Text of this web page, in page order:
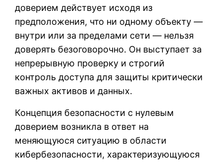
доверием действует исходя из
предположения, что ни одному объекту —
внутри или за пределами сети — нельзя
доверять безоговорочно. Он выступает за
непрерывную проверку и строгий
контроль доступа для защиты критически
важных активов и данных.
Концепция безопасности с нулевым
доверием возникла в ответ на
меняющуюся ситуацию в области
кибербезопасности, характеризующуюся